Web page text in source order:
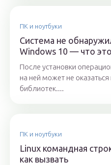
ПК и ноутбуки
Система не
Windows 10 — что
После установки
на ней может не
библиотек....
ПК и ноутбуки
Linux командная
как вызвать